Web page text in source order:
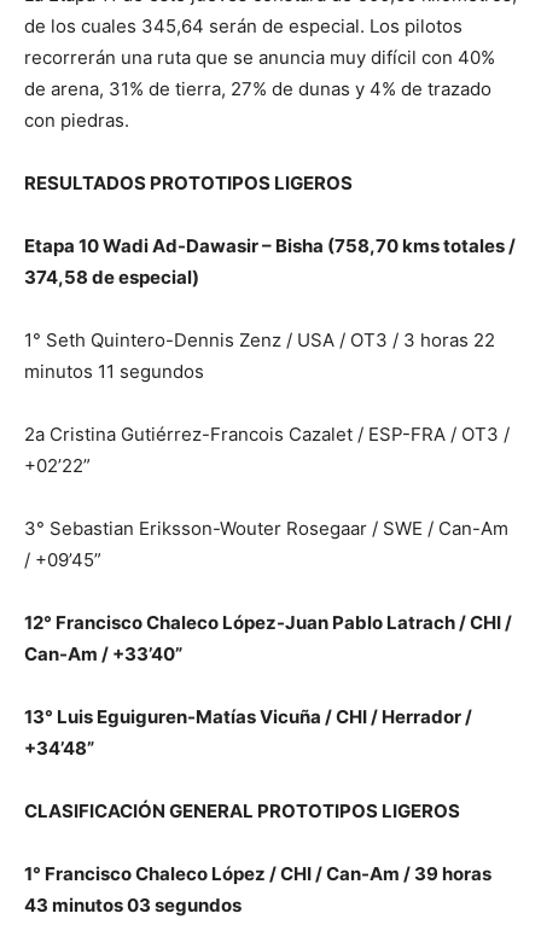
de los cuales 345,64 serán de especial. Los pilotos
recorrerán una ruta que se anuncia muy difícil con 40%
de arena, 31% de tierra, 27% de dunas y 4% de trazado
con piedras.
RESULTADOS PROTOTIPOS LIGEROS
Etapa 10 Wadi Ad-Dawasir – Bisha (758,70 kms totales /
374,58 de especial)
1° Seth Quintero-Dennis Zenz / USA / OT3 / 3 horas 22
minutos 11 segundos
2a Cristina Gutiérrez-Francois Cazalet / ESP-FRA / OT3 /
+02’22”
3° Sebastian Eriksson-Wouter Rosegaar / SWE / Can-Am
/ +09’45”
12° Francisco Chaleco López-Juan Pablo Latrach / CHI /
Can-Am / +33’40”
13° Luis Eguiguren-Matías Vicuña / CHI / Herrador /
+34’48”
CLASIFICACIÓN GENERAL PROTOTIPOS LIGEROS
1° Francisco Chaleco López / CHI / Can-Am / 39 horas
43 minutos 03 segundos